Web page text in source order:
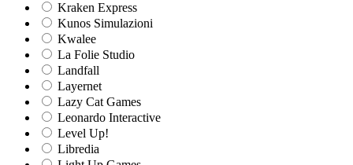
Kraken Express
Kunos Simulazioni
Kwalee
La Folie Studio
Landfall
Layernet
Lazy Cat Games
Leonardo Interactive
Level Up!
Libredia